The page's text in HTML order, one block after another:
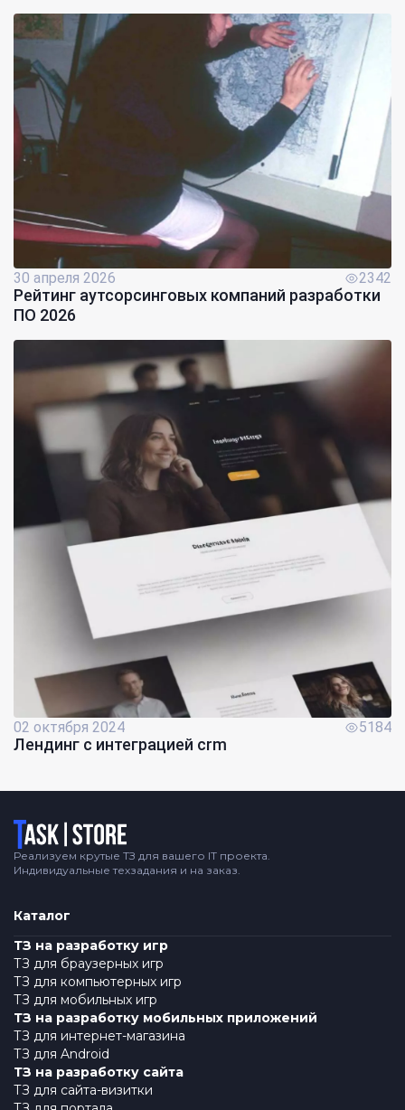
30 апреля 2026 2342
Рейтинг аутсорсинговых компаний разработки
ПО 2026
02 октября 2024 5184
Лендинг с интеграцией crm
Логотип
Реализуем крутые ТЗ для вашего IT проекта.
Индивидуальные техзадания и на заказ.
Каталог
ТЗ на разработку игр
ТЗ для браузерных игр
ТЗ для компьютерных игр
ТЗ для мобильных игр
ТЗ на разработку мобильных приложений
ТЗ для интернет-магазина
ТЗ для Android
ТЗ на разработку сайта
ТЗ для сайта-визитки